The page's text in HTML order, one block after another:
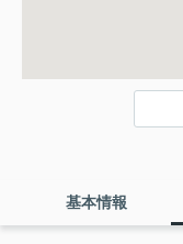
基本情報